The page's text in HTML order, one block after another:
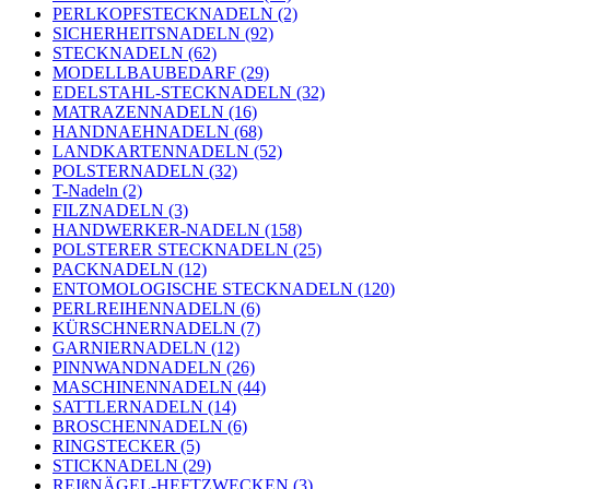
PERLKOPFSTECKNADELN (2)
SICHERHEITSNADELN (92)
STECKNADELN (62)
MODELLBAUBEDARF (29)
EDELSTAHL-STECKNADELN (32)
MATRAZENNADELN (16)
HANDNAEHNADELN (68)
LANDKARTENNADELN (52)
POLSTERNADELN (32)
T-Nadeln (2)
FILZNADELN (3)
HANDWERKER-NADELN (158)
POLSTERER STECKNADELN (25)
PACKNADELN (12)
ENTOMOLOGISCHE STECKNADELN (120)
PERLREIHENNADELN (6)
KÜRSCHNERNADELN (7)
GARNIERNADELN (12)
PINNWANDNADELN (26)
MASCHINENNADELN (44)
SATTLERNADELN (14)
BROSCHENNADELN (6)
RINGSTECKER (5)
STICKNADELN (29)
REIßNÄGEL-HEFTZWECKEN (3)